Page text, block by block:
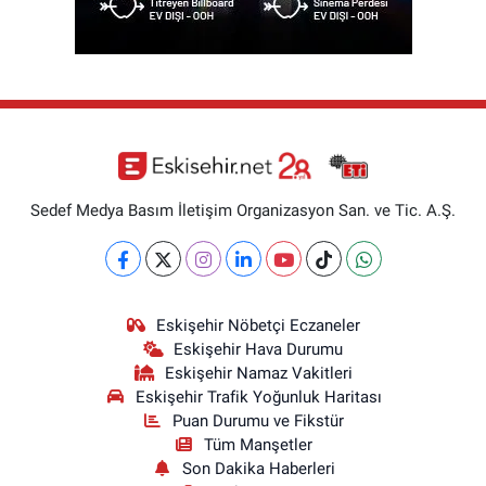
Sedef Medya Basım İletişim Organizasyon San. ve Tic. A.Ş.
Eskişehir Nöbetçi Eczaneler
Eskişehir Hava Durumu
Eskişehir Namaz Vakitleri
Eskişehir Trafik Yoğunluk Haritası
Puan Durumu ve Fikstür
Tüm Manşetler
Son Dakika Haberleri